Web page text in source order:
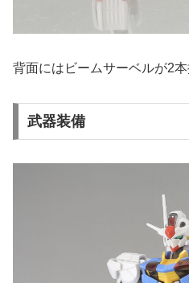
背面にはビームサーベルが2本
武器装備